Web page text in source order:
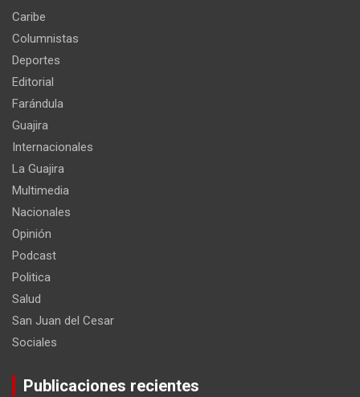
Caribe
Columnistas
Deportes
Editorial
Farándula
Guajira
Internacionales
La Guajira
Multimedia
Nacionales
Opinión
Podcast
Politica
Salud
San Juan del Cesar
Sociales
Publicaciones recientes